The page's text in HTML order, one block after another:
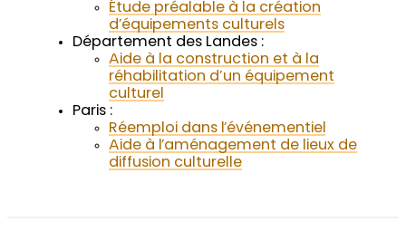
Étude préalable à la création
d’équipements culturels
Département des Landes :
Aide à la construction et à la
réhabilitation d’un équipement
culturel
Paris :
Réemploi dans l’événementiel
Aide à l’aménagement de lieux de
diffusion culturelle